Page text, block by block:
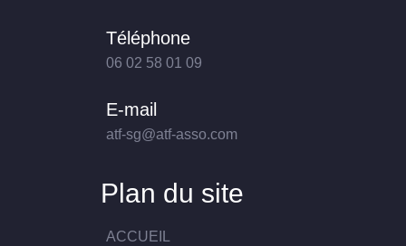
Téléphone
06 02 58 01 09
E-mail
atf-sg@atf-asso.com
Plan du site
ACCUEIL